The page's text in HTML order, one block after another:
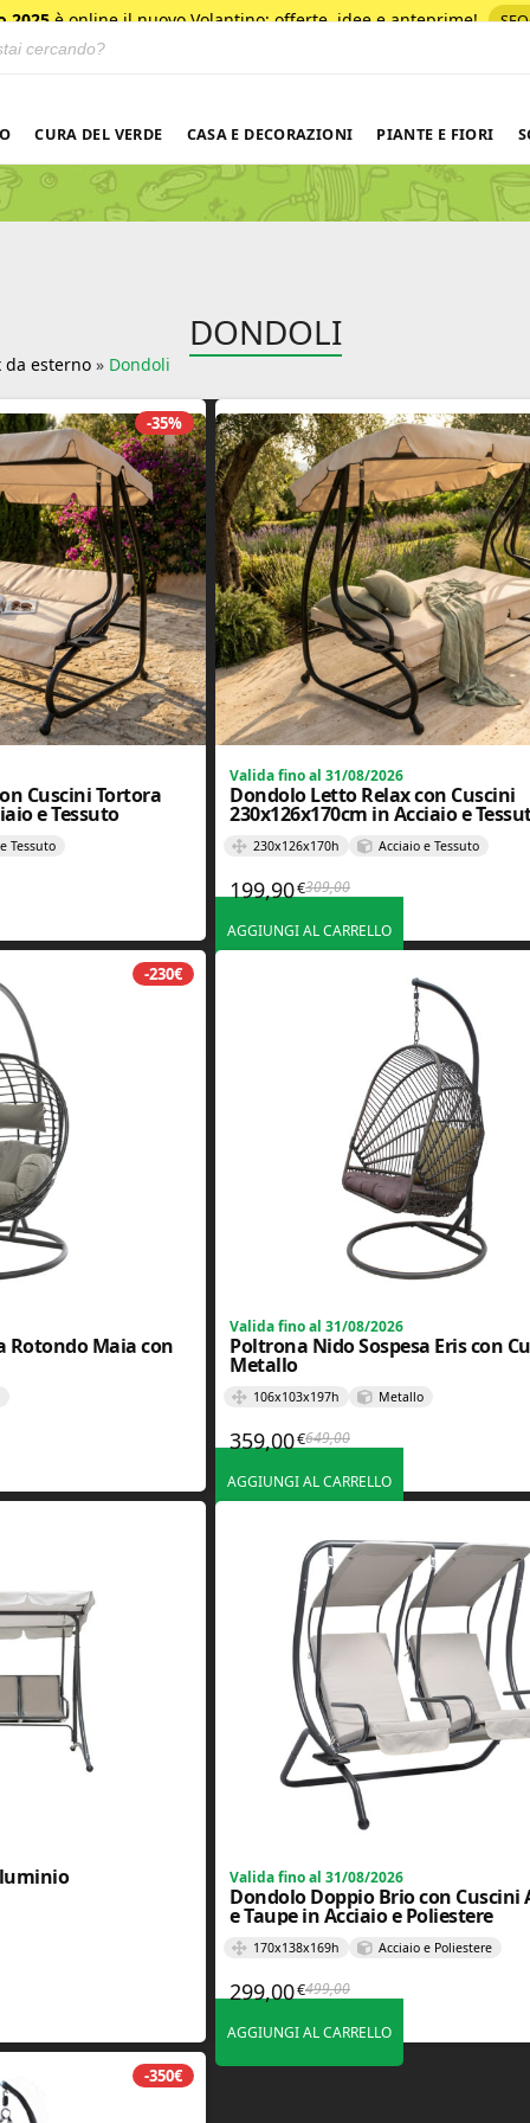
2025è online il nuovo Volantino: offerte, idee e anteprime!
prodotti
CURA DEL VERDE CASA E DECORAZIONI PIANTE E FIORI
DONDOLI
da esterno » Dondoli
-35%
Cuscini Tortora
e Tessuto
Tessuto
era: 309,00€.
è: 199,90€.
Valida fino al 31/08/2026
Dondolo Letto Relax con Cuscini
230x126x170cm in Acciaio e
230x126x170h Acciaio e Tessuto
309,00Il prezzo originale era:
199,90€ Il prezzo attuale è: 199,90€.
AGGIUNGI AL CARRELLO
-230€
Rotondo Maia con
era: 499,00€.
è: 269,00€.
Valida fino al 31/08/2026
Poltrona Nido Sospesa Eris con
Metallo
106x103x197h Metallo
649,00Il prezzo originale era:
359,00€ Il prezzo attuale è: 359,00€.
AGGIUNGI AL CARRELLO
Valida fino al 31/08/2026
Dondolo Doppio Brio con Cuscini
e Taupe in Acciaio e Poliestere
170x138x169h Acciaio e Poliestere
499,00Il prezzo originale era:
299,00€ Il prezzo attuale è: 299,00€.
AGGIUNGI AL CARRELLO
-350€